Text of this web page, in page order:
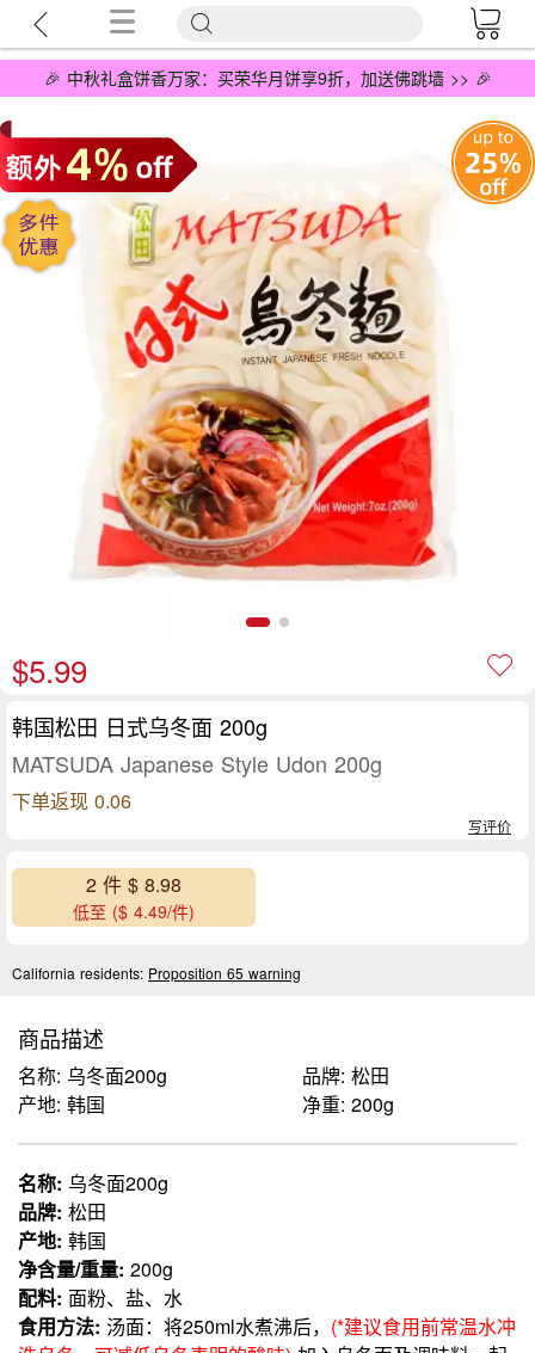
🎉 中秋礼盒饼香万家：买荣华月饼享9折，加送佛跳墙 >> 🎉
$5.99
韩国松田 日式乌冬面 200g
MATSUDA Japanese Style Udon 200g
下单返现 0.06
写评价
2 件 $ 8.98
低至 ($ 4.49/件)
California residents: Proposition 65 warning
商品描述
名称: 乌冬面200g
品牌: 松田
产地: 韩国
净重: 200g
名称: 乌冬面200g
品牌: 松田
产地: 韩国
净含量/重量: 200g
配料: 面粉、盐、水
食用方法: 汤面：将250ml水煮沸后， (*建议食用前常温水冲